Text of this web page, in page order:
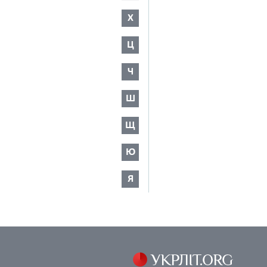
Х
Ц
Ч
Ш
Щ
Ю
Я